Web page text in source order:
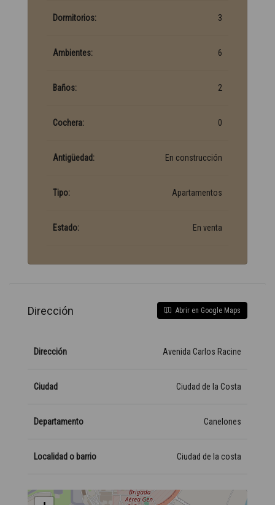
Dormitorios: 3
Ambientes: 6
Baños: 2
Cochera: 0
Antigüedad: En construcción
Tipo: Apartamentos
Estado: En venta
Dirección Abrir en Google Maps
Dirección Avenida Carlos Racine
Ciudad Ciudad de la Costa
Departamento Canelones
Localidad o barrio Ciudad de la costa